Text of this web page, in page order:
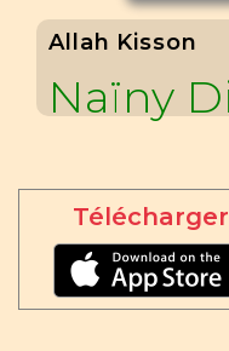
Allah Kisson
Naïny